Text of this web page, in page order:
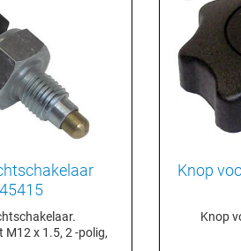
x 1.5, 2 -polig,
Knop
Knop